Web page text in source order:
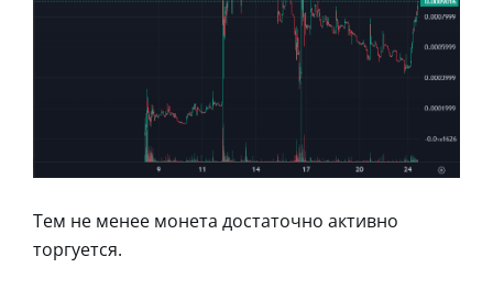
Тем не менее монета достаточно активно
торгуется.